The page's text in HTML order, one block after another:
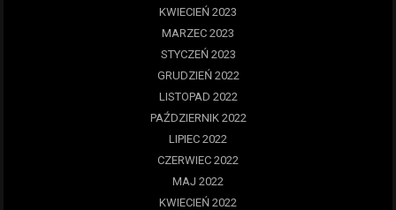
KWIECIEŃ 2023
MARZEC 2023
STYCZEŃ 2023
GRUDZIEŃ 2022
LISTOPAD 2022
PAŹDZIERNIK 2022
LIPIEC 2022
CZERWIEC 2022
MAJ 2022
KWIECIEŃ 2022